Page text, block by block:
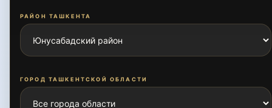
РАЙОН ТАШКЕНТА
ГОРОД ТАШКЕНТСКОЙ ОБЛАСТИ